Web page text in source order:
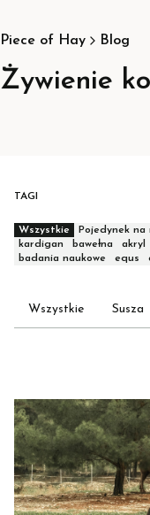
Piece of Hay Blog
Żywienie
TAGI
Wszystkie Pojedynek na
kardigan
bawełna akryl
badania naukowe
equs
Wszystkie Susza